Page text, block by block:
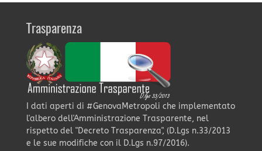
Trasparenza
I dati aperti di #GenovaMetropoli che implementato
l'albero dell'Amministrazione Trasparente, nel
rispetto del "Decreto Trasparenza", (D.Lgs n.33/2013
e le sue modifiche con il D.Lgs n.97/2016).